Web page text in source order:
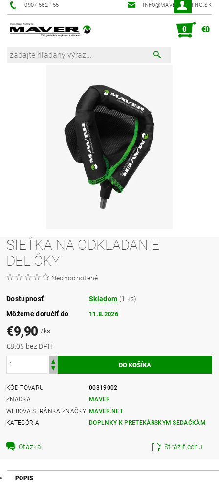
0907 562 155 INFO@MAVER-FISHING.SK
0 €0
SIEŤKA NA ODKLADANIE
DELIČKY
Neohodnotené
Dostupnosť Skladom (1 ks)
Môžeme doručiť do
11.8.2026
€9,90/ ks
€8,05 bez DPH
KÓD TOVARU
00319002
ZNAČKA
MAVER
WEBOVÁ STRÁNKA ZNAČKY MAVER.NET
KATEGÓRIA
DOPLNKY K PRETEKÁRSKYM SEDAČKÁM
Otázka Strážiť cenu
POPIS